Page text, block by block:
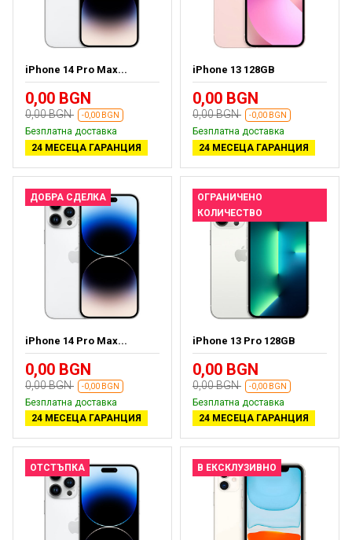
iPhone 14 Pro Max...
0,00 BGN
0,00 BGN -0,00 BGN
Безплатна доставка
24 МЕСЕЦА ГАРАНЦИЯ
iPhone 13 128GB
0,00 BGN
0,00 BGN -0,00 BGN
Безплатна доставка
24 МЕСЕЦА ГАРАНЦИЯ
ДОБРА СДЕЛКА
iPhone 14 Pro Max...
0,00 BGN
0,00 BGN -0,00 BGN
Безплатна доставка
24 МЕСЕЦА ГАРАНЦИЯ
ОГРАНИЧЕНО
КОЛИЧЕСТВО
iPhone 13 Pro 128GB
0,00 BGN
0,00 BGN -0,00 BGN
Безплатна доставка
24 МЕСЕЦА ГАРАНЦИЯ
ОТСТЪПКА В ЕКСКЛУЗИВНО